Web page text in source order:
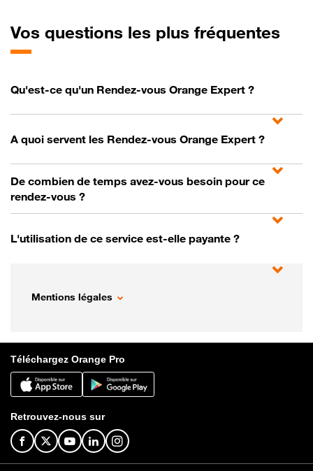
Vos questions les plus fréquentes
Qu'est-ce qu'un Rendez-vous Orange Expert ?
A quoi servent les Rendez-vous Orange Expert ?
De combien de temps avez-vous besoin pour ce
rendez-vous ?
L'utilisation de ce service est-elle payante ?
Mentions légales
Téléchargez Orange Pro
Retrouvez-nous sur